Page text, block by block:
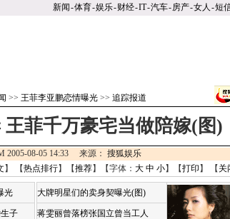
新闻-体育-娱乐-财经-IT-汽车-房产-女人 -短
>> 王菲李亚鹏恋情曝光 >> 追踪报道
菲千万豪宅当做陪嫁(图)
2005-08-05 14:33 来源： 搜狐娱乐
】 【热点排行】【推荐】【字体： 大 中 小】【打印 】 【 关
光
子
大牌明星们的卖身契曝光(图)
蒋雯丽曾落榜张国立曾当工人